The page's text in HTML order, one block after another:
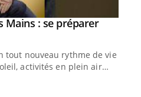
Mains : se préparer
nouveau rythme de vie !
activités en plein air…